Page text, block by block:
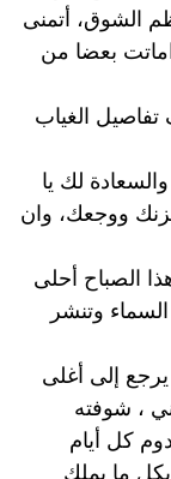
الشوق، أتمنى
بعضا من
تفاصيل الغياب
لك يا
ووجعك، وان
الصباح أحلى
وتنشر
إلى أغلى
، شوفته
كل أيام
ما يملك